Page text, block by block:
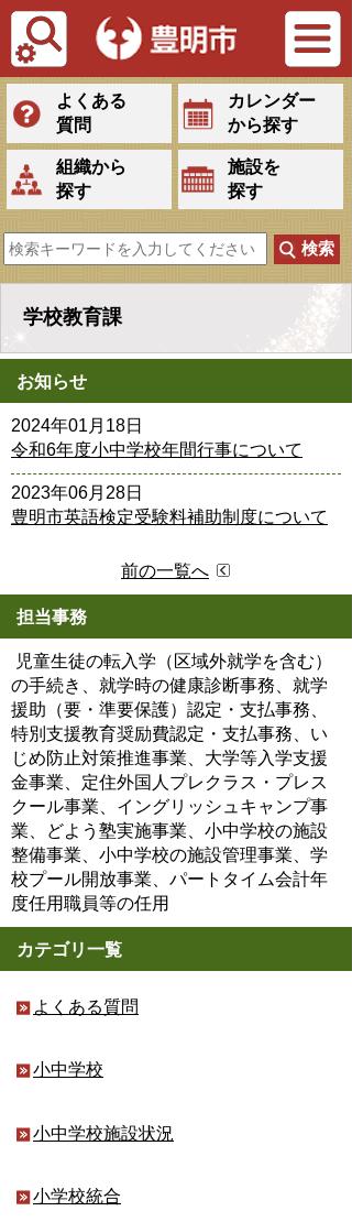
Tiếng Việt
よくある
質問
カレンダー
から探す
組織から
探す
施設を
探す
学校教育課
お知らせ
2024年01月18日
令和6年度小中学校年間行事について
2023年06月28日
豊明市英語検定受験料補助制度について
前の一覧へ
担当事務
児童生徒の転入学（区域外就学を含む）
の手続き、就学時の健康診断事務、就学
援助（要・準要保護）認定・支払事務、
特別支援教育奨励費認定・支払事務、い
じめ防止対策推進事業、大学等入学支援
金事業、定住外国人プレクラス・プレス
クール事業、イングリッシュキャンプ事
業、どよう塾実施事業、小中学校の施設
整備事業、小中学校の施設管理事業、学
校プール開放事業、パートタイム会計年
度任用職員等の任用
カテゴリ一覧
よくある質問
小中学校
小中学校施設状況
小学校統合